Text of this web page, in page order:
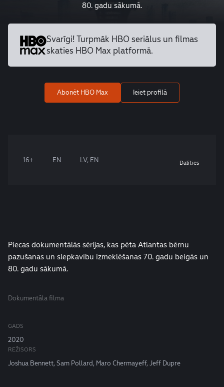
80. gadu sākumā.
Svarīgi! Turpmāk HBO seriālus un filmas
skaties HBO Max platformā.
Abonēt HBO Max Ieiet profilā
16+ EN LV, EN Dalīties
Piecas dokumentālās sērijas, kas pēta Atlantas bērnu
pazušanas un slepkavību izmeklēšanas 70. gadu beigās un
80. gadu sākumā.
Dokumentāla filma
GADS
2020
REŽISORS
Joshua Bennett, Sam Pollard, Maro Chermayeff, Jeff Dupre